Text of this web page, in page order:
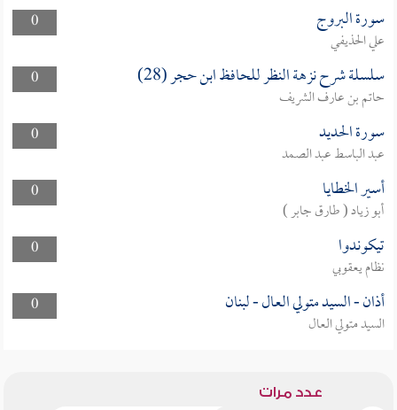
0
سورة البروج
علي الحذيفي
0
سلسلة شرح نزهة النظر للحافظ ابن حجر (28)
حاتم بن عارف الشريف
0
سورة الحديد
عبد الباسط عبد الصمد
0
أسير الخطايا
أبو زياد ( طارق جابر )
0
تيكوندوا
نظام يعقوبي
0
أذان - السيد متولي العال - لبنان
السيد متولي العال
عدد مرات